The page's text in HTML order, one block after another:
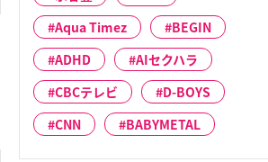
Aqua Timez
BEGIN
ADHD
AIセクハラ
CBCテレビ
D-BOYS
CNN
BABYMETAL